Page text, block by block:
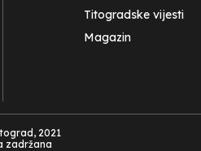
Titogradske vijesti
Magazin
2021
zadržana